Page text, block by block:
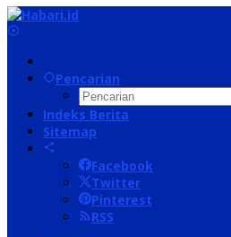
Pencarian
Indeks Berita
Sitemap
Facebook
Twitter
Pinterest
RSS